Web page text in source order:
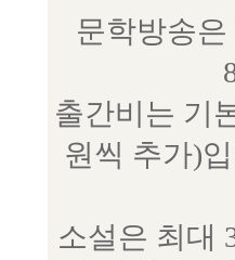
문학방송
출간비는 기
원씩 추가)
소설은 최대